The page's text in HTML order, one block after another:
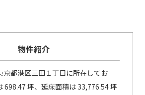
物件紹介
京都港区三田１丁目に所在してお
698.47 坪、延床面積は 33,776.54 坪